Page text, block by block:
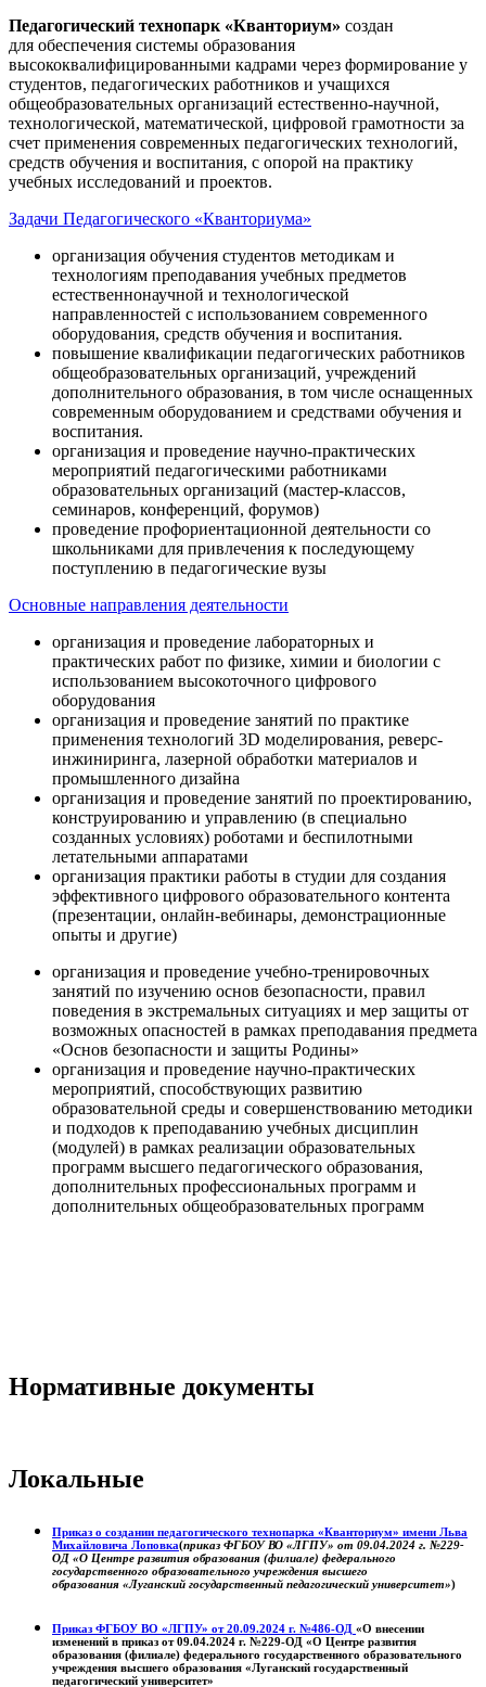
Педагогический технопарк «Кванториум» создан
для обеспечения системы образования
высококвалифицированными кадрами через формирование у
студентов, педагогических работников и учащихся
общеобразовательных организаций естественно-научной,
технологической, математической, цифровой грамотности за
счет применения современных педагогических технологий,
средств обучения и воспитания, с опорой на практику
учебных исследований и проектов.
Задачи Педагогического «Кванториума»
организация обучения студентов методикам и
технологиям преподавания учебных предметов
естественнонаучной и технологической
направленностей с использованием современного
оборудования, средств обучения и воспитания.
повышение квалификации педагогических работников
общеобразовательных организаций, учреждений
дополнительного образования, в том числе оснащенных
современным оборудованием и средствами обучения и
воспитания.
организация и проведение научно-практических
мероприятий педагогическими работниками
образовательных организаций (мастер-классов,
семинаров, конференций, форумов)
проведение профориентационной деятельности со
школьниками для привлечения к последующему
поступлению в педагогические вузы
Основные направления деятельности
организация и проведение лабораторных и
практических работ по физике, химии и биологии с
использованием высокоточного цифрового
оборудования
организация и проведение занятий по практике
применения технологий 3D моделирования, реверс-
инжиниринга, лазерной обработки материалов и
промышленного дизайна
организация и проведение занятий по проектированию,
конструированию и управлению (в специально
созданных условиях) роботами и беспилотными
летательными аппаратами
организация практики работы в студии для создания
эффективного цифрового образовательного контента
(презентации, онлайн-вебинары, демонстрационные
опыты и другие)
организация и проведение учебно-тренировочных
занятий по изучению основ безопасности, правил
поведения в экстремальных ситуациях и мер защиты от
возможных опасностей в рамках преподавания предмета
«Основ безопасности и защиты Родины»
организация и проведение научно-практических
мероприятий, способствующих развитию
образовательной среды и совершенствованию методики
и подходов к преподаванию учебных дисциплин
(модулей) в рамках реализации образовательных
программ высшего педагогического образования,
дополнительных профессиональных программ и
дополнительных общеобразовательных программ
Нормативные документы
Локальные
Приказ о создании педагогического технопарка «Кванториум» имени Льва
Михайловича Лоповка(приказ ФГБОУ ВО «ЛГПУ» от 09.04.2024 г. №229-
ОД «О Центре развития образования (филиале) федерального
государственного образовательного учреждения высшего
образования «Луганский государственный педагогический университет»)
Приказ ФГБОУ ВО «ЛГПУ» от 20.09.2024 г. №486-ОД «О внесении
изменений в приказ от 09.04.2024 г. №229-ОД «О Центре развития
образования (филиале) федерального государственного образовательного
учреждения высшего образования «Луганский государственный
педагогический университет»